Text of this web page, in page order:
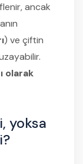
ancak
) ve çiftin
olarak
yoksa